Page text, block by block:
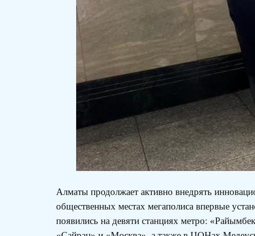
Алматы продолжает активно внедрять
общественных местах мегаполиса впервые
появились на девяти станциях метро: